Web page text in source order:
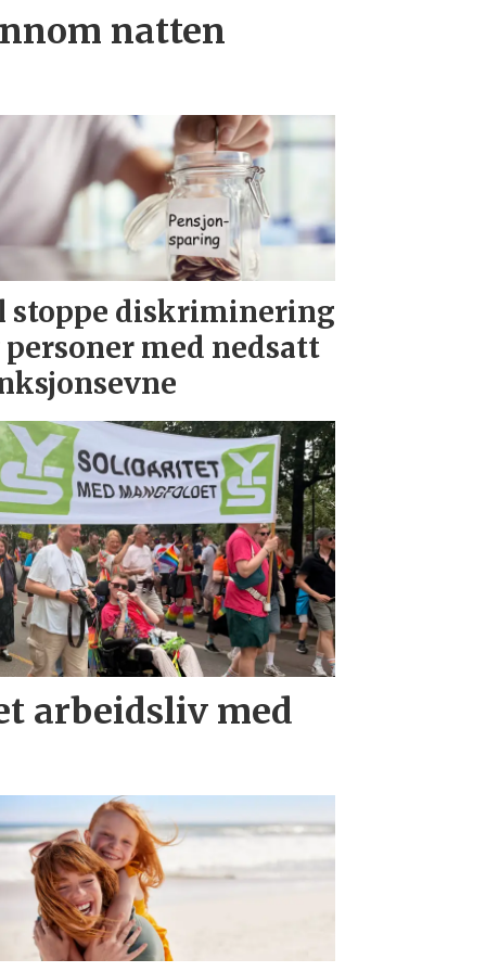
natten
stoppe diskriminering
personer med nedsatt
arbeidsliv med